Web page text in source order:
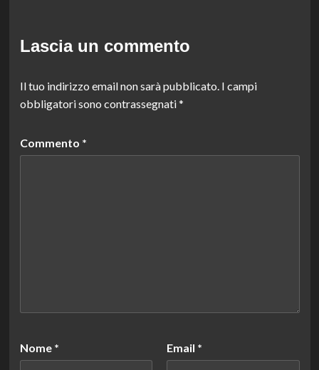
Lascia un commento
Il tuo indirizzo email non sarà pubblicato. I campi
obbligatori sono contrassegnati*
Commento *
Nome * Email *